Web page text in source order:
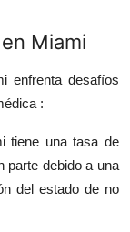
Miami
enfrenta desafíos
:
tiene una tasa de
parte debido a una
del estado de no